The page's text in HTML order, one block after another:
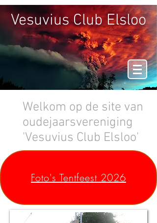
Vesuvius Club Elsloo
Welkom op de site van
oudejaarsvereniging
'Vesuvius Club Elsloo'
Foto's Tentfeest 2026